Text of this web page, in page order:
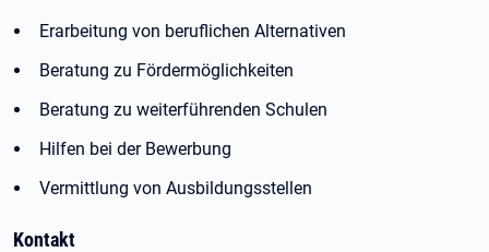
Erarbeitung von beruflichen Alternativen
Beratung zu Fördermöglichkeiten
Beratung zu weiterführenden Schulen
Hilfen bei der Bewerbung
Vermittlung von Ausbildungsstellen
Kontakt